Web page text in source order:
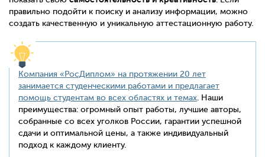
правильно подойти к поиску и анализу информации, можно
создать качественную и уникальную аттестационную работу.
Компания «РосДиплом» на протяжении 20 лет
занимается студенческими работами и предлагает
помощь студентам во всех областях и темах . Наши
преимущества: огромный опыт работы, лучшие авторы,
собранные со всех уголков России, гарантии успешной
сдачи и оптимальной цены, а также индивидуальный
подход к каждому клиенту.